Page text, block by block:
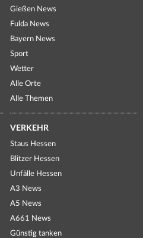
Gießen News
Fulda News
Bayern News
Sport
Wetter
Alle Orte
Alle Themen
VERKEHR
Staus Hessen
Blitzer Hessen
Unfälle Hessen
A3 News
A5 News
A661 News
Günstig tanken